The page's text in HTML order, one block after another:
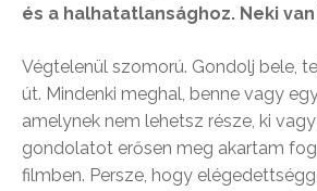
és a halhatatlansághoz. Neki
Végtelenül szomorú. Gondolj bele,
út. Mindenki meghal, benne vagy
amelynek nem lehetsz része, ki
gondolatot erősen meg akartam
filmben. Persze, hogy